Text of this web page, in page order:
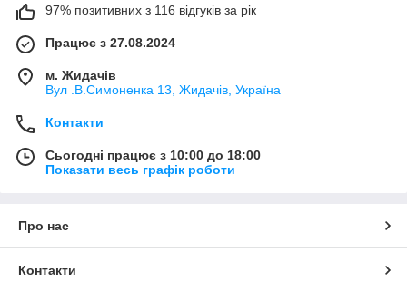
97% позитивних з 116 відгуків за рік
Працює з 27.08.2024
м. Жидачів
Вул .В.Симоненка 13, Жидачів, Україна
Контакти
Сьогодні працює з 10:00 до 18:00
Показати весь графік роботи
Про нас
Контакти